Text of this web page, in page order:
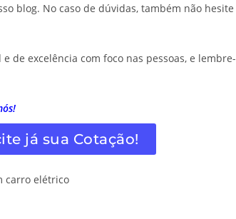
blog. No caso de dúvidas, também não hesite
de excelência com foco nas pessoas, e lembre-
já sua Cotação!